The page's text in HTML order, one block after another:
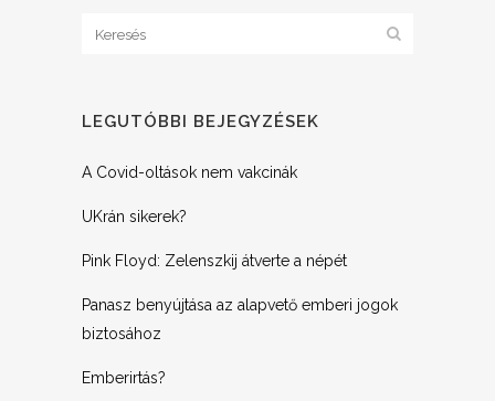
LEGUTÓBBI BEJEGYZÉSEK
A Covid-oltások nem vakcinák
UKrán sikerek?
Pink Floyd: Zelenszkij átverte a népét
Panasz benyújtása az alapvető emberi jogok
biztosához
Emberirtás?